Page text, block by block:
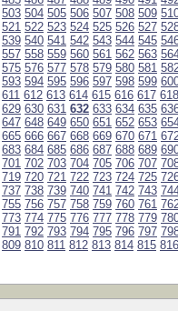
503 504 505 506 507 508 509
521 522 523 524 525 526 527
539 540 541 542 543 544 545
557 558 559 560 561 562 563
575 576 577 578 579 580 581
593 594 595 596 597 598 599
611 612 613 614 615 616 617 618
629 630 631 632 633 634 635
647 648 649 650 651 652 653
665 666 667 668 669 670 671
683 684 685 686 687 688 689
701 702 703 704 705 706 707
719 720 721 722 723 724 725
737 738 739 740 741 742 743
755 756 757 758 759 760 761
773 774 775 776 777 778 779
791 792 793 794 795 796 797
809 810 811 812 813 814 815 816